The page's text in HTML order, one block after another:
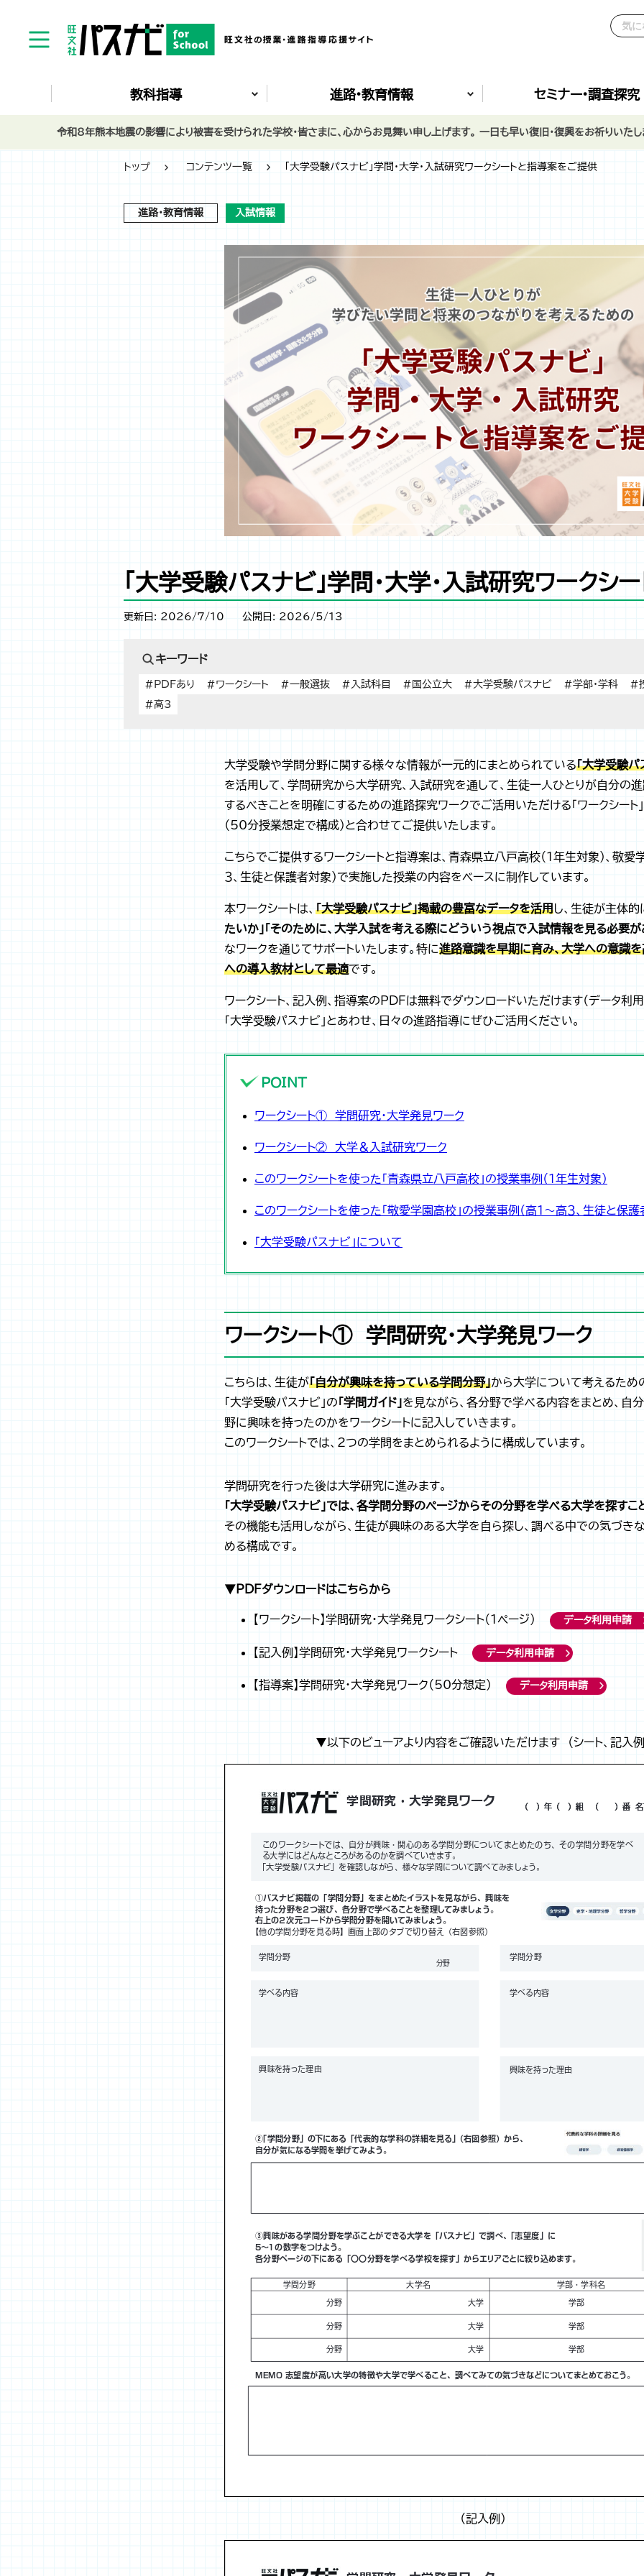
教科指導 進路•教育情報 セミナー•調査探究
トップ コンテンツ一覧 「大学受験パスナビ」学問・大学・入試研究ワークシートと指導案をご提供
進路・教育情報 入試情報
「大学受験パスナビ」学問・大学・入試研究ワークシ
更新日: 2026/7/10 公開日: 2026/5/13
キーワード
#PDFあり #ワークシート #一般選抜 #入試科目 #国公立大 #大学受験パスナビ #学部・学科
#
#高3
大学受験や学問分野に関する様々な情報が一元的にまとめられている「大学受験パ
を活用して、学問研究から大学研究、入試研究を通して、生徒一人ひとりが自分の
するべきことを明確にするための進路探究ワークでご活用いただける「ワークシート
（50分授業想定で構成）と合わせてご提供いたします。
こちらでご提供するワークシートと指導案は、青森県立八戸高校（1年生対象）、敬愛
３、生徒と保護者対象）で実施した授業の内容をベースに制作しています。
本ワークシートは、 「大学受験パスナビ」掲載の豊富なデータを活用し、生徒が主体的
たいか」「そのために、大学入試を考える際にどういう視点で入試情報を見る必要が
なワークを通じてサポートいたします。特に進路意識を早期に育み、大学への意識
への導入教材として最適です。
ワークシート、記入例、指導案のPDFは無料でダウンロードいただけます（データ利
「大学受験パスナビ」とあわせ、日々の進路指導にぜひご活用ください。
POINT
ワークシート① 学問研究・大学発見ワーク
ワークシート② 大学＆入試研究ワーク
このワークシートを使った「青森県立八戸高校」の授業事例（１年生対象）
このワークシートを使った「敬愛学園高校」の授業事例（高１～高３、生徒と保護
「大学受験パスナビ」について
ワークシート① 学問研究・大学発見ワーク
こちらは、生徒が「自分が興味を持っている学問分野」から大学について考えるため
「大学受験パスナビ」の 「学問ガイド」を見ながら、各分野で学べる内容をまとめ、自
野に興味を持ったのかをワークシートに記入していきます。
このワークシートでは、2つの学問をまとめられるように構成しています。
学問研究を行った後は大学研究に進みます。
「大学受験パスナビ」では、各学問分野のページからその分野を学べる大学を探すこ
その機能も活用しながら、生徒が興味のある大学を自ら探し、調べる中での気づき
める構成です。
▼PDFダウンロードはこちらから
【ワークシート】学問研究・大学発見ワークシート（1ページ） データ利用申請
【記入例】学問研究・大学発見ワークシート データ利用申請
【指導案】学問研究・大学発見ワーク（50分想定） データ利用申請
▼以下のビューアより内容をご確認いただけます （シート、記入例
（記入例）
令和8年熊本地震の影響により被害を受けられた学校・皆さまに、心からお見舞い申し上げます。 一日も早い復旧・復興をお祈りいたし